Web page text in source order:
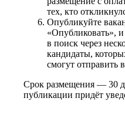
тех, кто
Опубликуйте
«Опубликовать»,
в поиск через
кандидаты,
смогут отправить
Срок размещения — 30
публикации придёт